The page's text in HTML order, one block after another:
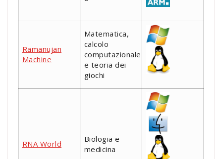
Ramanujan
Machine
Matematica,
calcolo
computazionale
e teoria dei
giochi
RNA World
Biologia e
medicina